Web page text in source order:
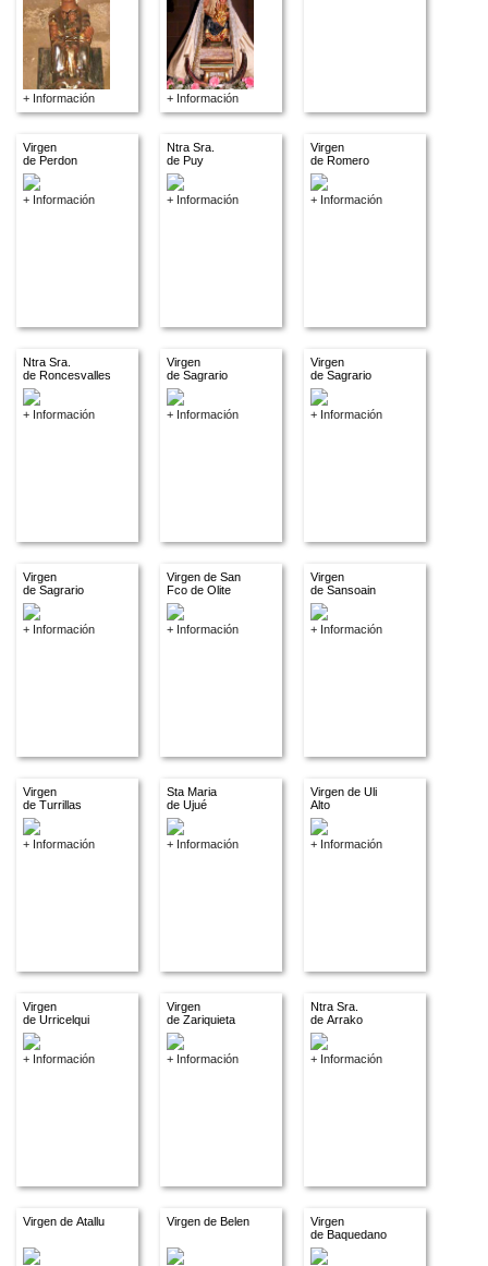
+ Información + Información
Virgen
de Perdon
+ Información
Ntra Sra.
de Puy
+ Información
Virgen
de Romero
+ Información
Ntra Sra.
de Roncesvalles
+ Información
Virgen
de Sagrario
+ Información
Virgen
de Sagrario
+ Información
Virgen
de Sagrario
+ Información
Virgen de San
Fco de Olite
+ Información
Virgen
de Sansoain
+ Información
Virgen
de Turrillas
+ Información
Sta Maria
de Ujué
+ Información
Virgen de Uli
Alto
+ Información
Virgen
de Urricelqui
+ Información
Virgen
de Zariquieta
+ Información
Ntra Sra.
de Arrako
+ Información
Virgen de Atallu Virgen de Belen
Virgen
de Baquedano